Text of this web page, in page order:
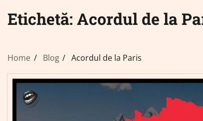
Etichetă: Acordul de la
Home Blog Acordul de la Paris